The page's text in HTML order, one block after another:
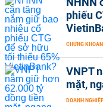
phiếu
CHỨNG KHOÁN
VNPT
mặt,
DOANH